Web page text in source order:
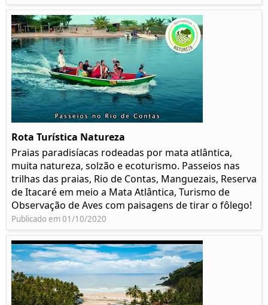
Rota Turística Natureza
Praias paradisíacas rodeadas por mata atlântica,
muita natureza, solzão e ecoturismo. Passeios nas
trilhas das praias, Rio de Contas, Manguezais, Reserva
de Itacaré em meio a Mata Atlântica, Turismo de
Observação de Aves com paisagens de tirar o fôlego!
Publicado em 01/10/2020